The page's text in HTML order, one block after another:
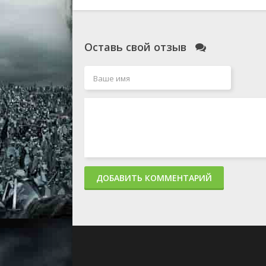
Оставь свой отзыв
ДОБАВИТЬ КОММЕНТАРИЙ